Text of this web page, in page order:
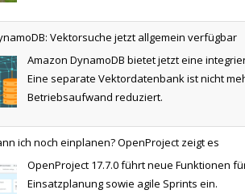
M365-Workshop: Teamarbeit
Deep-Dive: Wie Schulen KI-Kompetenz
Das AI Literacy Framework gibt Lehrkräften
Lernszenarien zur KI-Vermittlung an die
Grundschule bis zur Weiterbildung.
Domain Exclusion angekündigt – und sofort
Microsoft kündigte eine Domain Exclusion
zog die Funktion aber kurz darauf zurück.
Vektorsuche jetzt allgemein verfügbar
Amazon DynamoDB bietet jetzt eine
Eine separate Vektordatenbank ist nicht
Betriebsaufwand reduziert.
ich noch einplanen? OpenProject zeigt es
OpenProject 17.7.0 führt neue Funktionen
Einsatzplanung sowie agile Sprints ein.